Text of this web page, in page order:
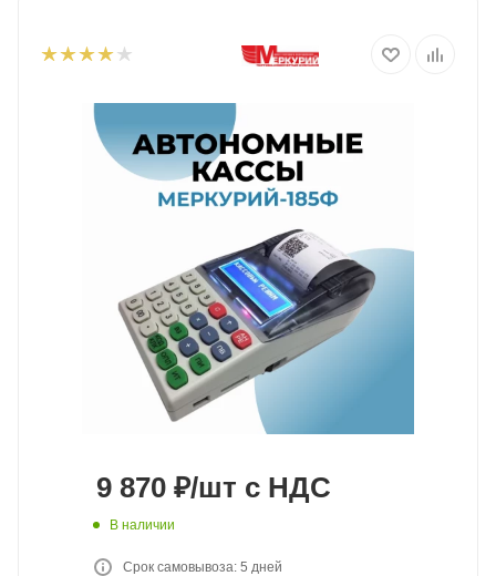
9 870 ₽/шт с НДС
В наличии
Срок самовывоза: 5 дней